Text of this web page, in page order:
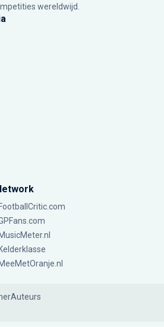
wereldwijd.
FootballCritic.com
MusicMeter.nl
Kelderklasse
MeeMetOranje.nl
Auteurs